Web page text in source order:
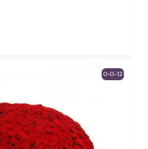
0-0-12